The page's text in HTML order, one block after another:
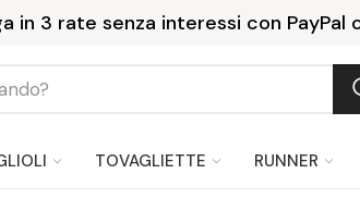
in 3 rate senza interessi con PayPal
TOVAGLIETTE RUNNER